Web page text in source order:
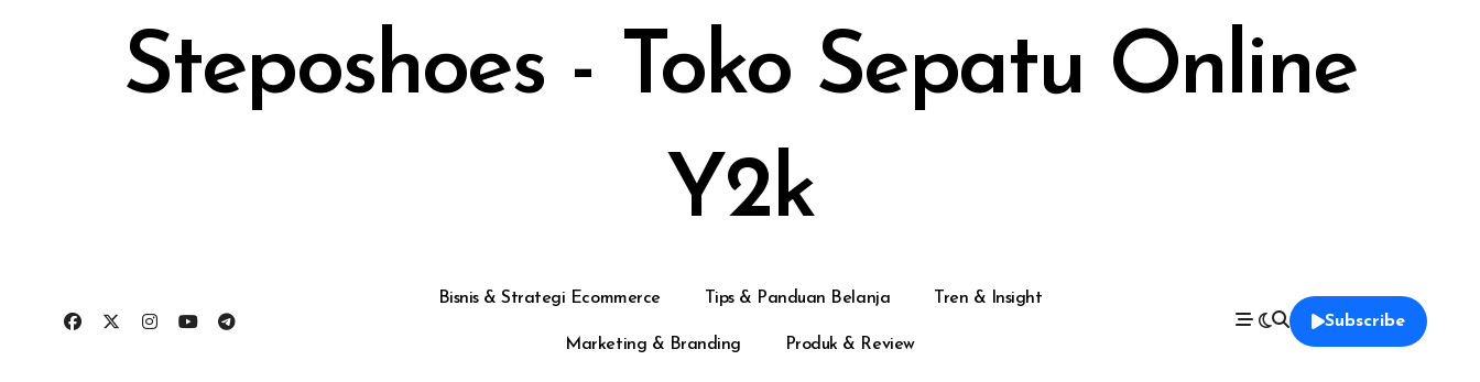
Steposhoes - Toko Sepatu Online
Y2k
Bisnis & Strategi Ecommerce Tips & Panduan Belanja Tren & Insight
Marketing & Branding Produk & Review
Subscribe